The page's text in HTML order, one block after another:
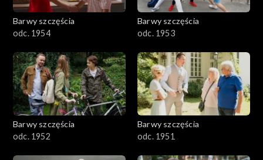
Barwy szczęścia
odc. 1954
Barwy szczęścia
odc. 1953
Barwy szczęścia
odc. 1952
Barwy szczęścia
odc. 1951